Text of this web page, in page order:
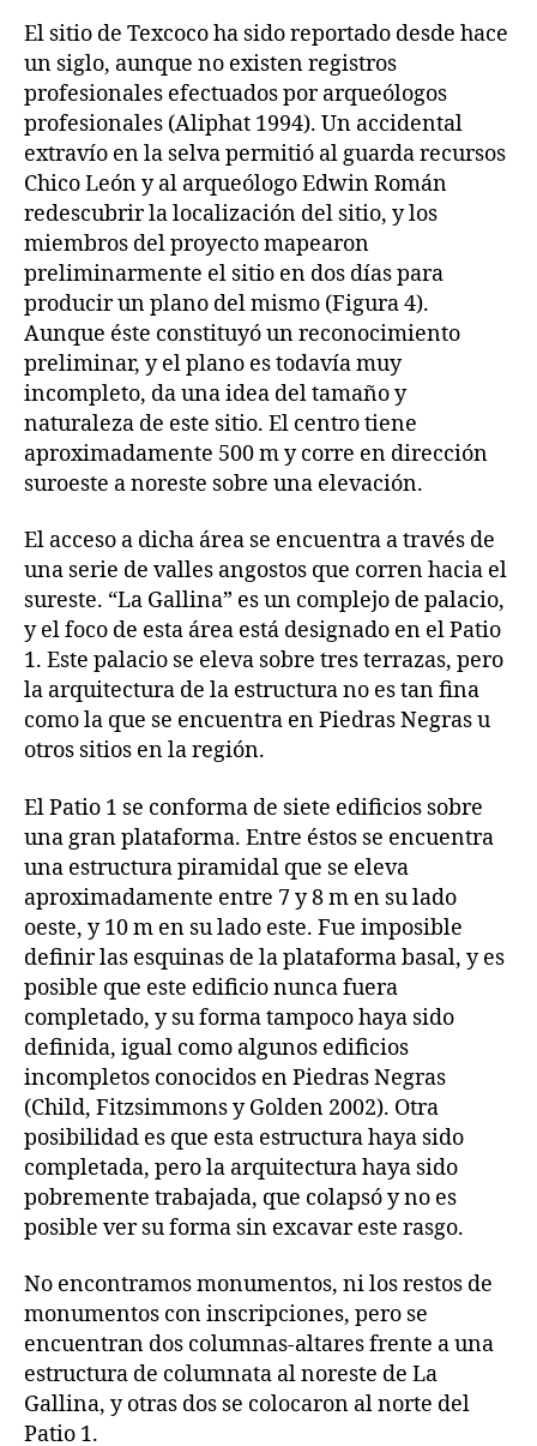
El sitio de Texcoco ha sido reportado desde hace
un siglo, aunque no existen registros
profesionales efectuados por arqueólogos
profesionales (Aliphat 1994). Un accidental
extravío en la selva permitió al guarda recursos
Chico León y al arqueólogo Edwin Román
redescubrir la localización del sitio, y los
miembros del proyecto mapearon
preliminarmente el sitio en dos días para
producir un plano del mismo (Figura 4).
Aunque éste constituyó un reconocimiento
preliminar, y el plano es todavía muy
incompleto, da una idea del tamaño y
naturaleza de este sitio. El centro tiene
aproximadamente 500 m y corre en dirección
suroeste a noreste sobre una elevación.
El acceso a dicha área se encuentra a través de
una serie de valles angostos que corren hacia el
sureste. “La Gallina” es un complejo de palacio,
y el foco de esta área está designado en el Patio
1. Este palacio se eleva sobre tres terrazas, pero
la arquitectura de la estructura no es tan fina
como la que se encuentra en Piedras Negras u
otros sitios en la región.
El Patio 1 se conforma de siete edificios sobre
una gran plataforma. Entre éstos se encuentra
una estructura piramidal que se eleva
aproximadamente entre 7 y 8 m en su lado
oeste, y 10 m en su lado este. Fue imposible
definir las esquinas de la plataforma basal, y es
posible que este edificio nunca fuera
completado, y su forma tampoco haya sido
definida, igual como algunos edificios
incompletos conocidos en Piedras Negras
(Child, Fitzsimmons y Golden 2002). Otra
posibilidad es que esta estructura haya sido
completada, pero la arquitectura haya sido
pobremente trabajada, que colapsó y no es
posible ver su forma sin excavar este rasgo.
No encontramos monumentos, ni los restos de
monumentos con inscripciones, pero se
encuentran dos columnas-altares frente a una
estructura de columnata al noreste de La
Gallina, y otras dos se colocaron al norte del
Patio 1.